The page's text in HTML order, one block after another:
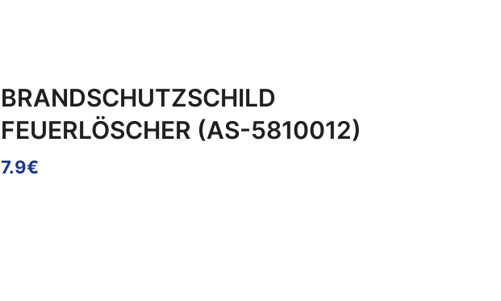
BRANDSCHUTZSCHILD
FEUERLÖSCHER (AS-5810012)
7.9€